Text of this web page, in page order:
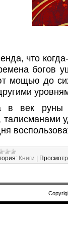
что
богов
мощью до
в век руны
талисманами
Книги